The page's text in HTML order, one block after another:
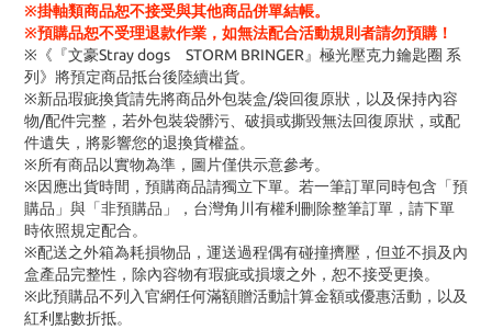
※掛軸類商品恕不接受與其他商品併單結帳。
※預購品恕不受理退款作業，如無法配合活動規則者請勿預購！
※《『文豪Stray dogs STORM BRINGER』極光壓克力鑰匙圈 系
列》將預定商品抵台後陸續出貨。
※新品瑕疵換貨請先將商品外包裝盒/袋回復原狀，以及保持內容
物/配件完整，若外包裝袋髒污、破損或撕毀無法回復原狀，或配
件遺失，將影響您的退換貨權益。
※所有商品以實物為準，圖片僅供示意參考。
※因應出貨時間，預購商品請獨立下單。若一筆訂單同時包含「預
購品」與「非預購品」，台灣角川有權利刪除整筆訂單，請下單
時依照規定配合。
※配送之外箱為耗損物品，運送過程偶有碰撞擠壓，但並不損及內
盒產品完整性，除內容物有瑕疵或損壞之外，恕不接受更換。
※此預購品不列入官網任何滿額贈活動計算金額或優惠活動，以及
紅利點數折抵。